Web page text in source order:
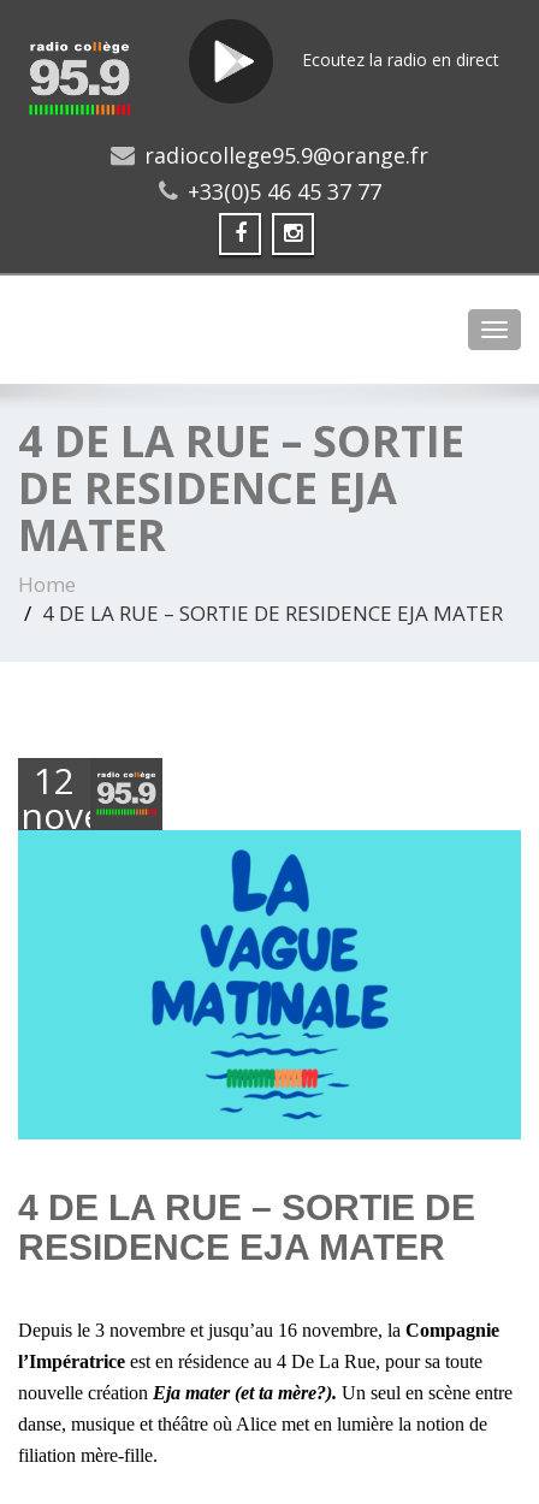
Ecoutez la radio en direct
radiocollege95.9@orange.fr
+33(0)5 46 45 37 77
4 DE LA RUE – SORTIE
DE RESIDENCE EJA
MATER
Home
4 DE LA RUE – SORTIE DE RESIDENCE EJA MATER
12
novembre
4 DE LA RUE – SORTIE DE
RESIDENCE EJA MATER
Depuis le 3 novembre et jusqu’au 16 novembre, la Compagnie
l’Impératrice est en résidence au 4 De La Rue, pour sa toute
nouvelle création Eja mater (et ta mère?). Un seul en scène entre
danse, musique et théâtre où Alice met en lumière la notion de
filiation mère-fille.